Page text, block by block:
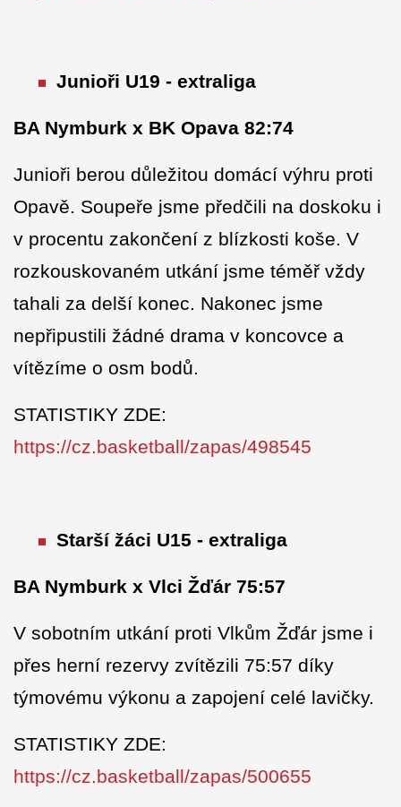
Junioři U19 - extraliga
BA Nymburk x BK Opava 82:74
Junioři berou důležitou domácí výhru proti
Opavě. Soupeře jsme předčili na doskoku i
v procentu zakončení z blízkosti koše. V
rozkouskovaném utkání jsme téměř vždy
tahali za delší konec. Nakonec jsme
nepřipustili žádné drama v koncovce a
vítězíme o osm bodů.
STATISTIKY ZDE:
https://cz.basketball/zapas/498545
Starší žáci U15 - extraliga
BA Nymburk x Vlci Žďár 75:57
V sobotním utkání proti Vlkům Žďár jsme i
přes herní rezervy zvítězili 75:57 díky
týmovému výkonu a zapojení celé lavičky.
STATISTIKY ZDE:
https://cz.basketball/zapas/500655